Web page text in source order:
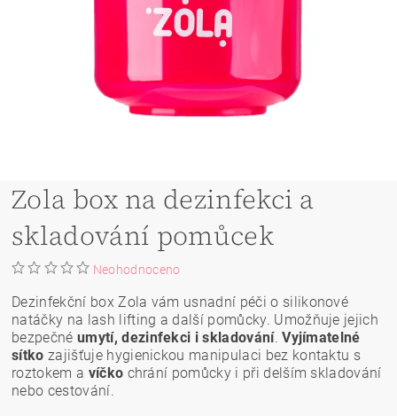
Zola box na dezinfekci a
skladování pomůcek
Neohodnoceno
Dezinfekční box Zola vám usnadní péči o silikonové
natáčky na lash lifting a další pomůcky. Umožňuje jejich
bezpečné umytí, dezinfekci i skladování.Vyjímatelné
sítko zajišťuje hygienickou manipulaci bez kontaktu s
roztokem a víčko chrání pomůcky i při delším skladování
nebo cestování.